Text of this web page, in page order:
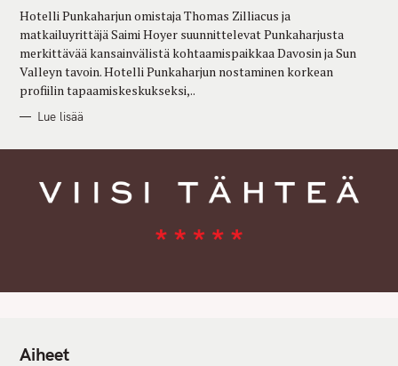
I
E
S
Hotelli Punkaharjun omistaja Thomas Zilliacus ja
matkailuyrittäjä Saimi Hoyer suunnittelevat Punkaharjusta
merkittävää kansainvälistä kohtaamispaikkaa Davosin ja Sun
Valleyn tavoin. Hotelli Punkaharjun nostaminen korkean
profiilin tapaamiskeskukseksi,..
Lue lisää
Aiheet